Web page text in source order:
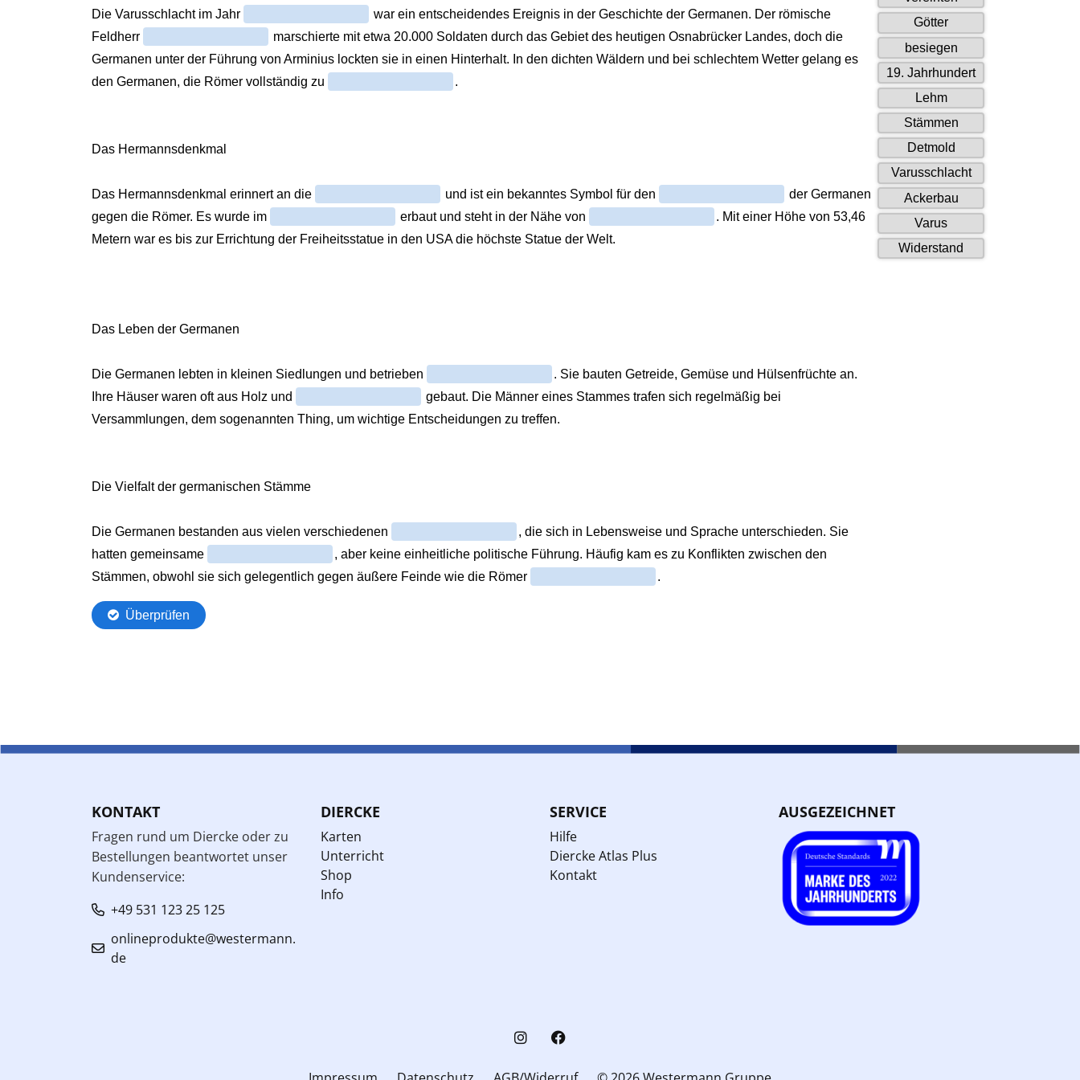
KONTAKT
Fragen rund um Diercke oder zu
Bestellungen beantwortet unser
Kundenservice:
+49 531 123 25 125
onlineprodukte@westermann.
de
DIERCKE
Karten
Unterricht
Shop
Info
SERVICE
Hilfe
Diercke Atlas Plus
Kontakt
AUSGEZEICHNET